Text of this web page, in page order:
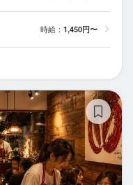
時給： 1,450円〜